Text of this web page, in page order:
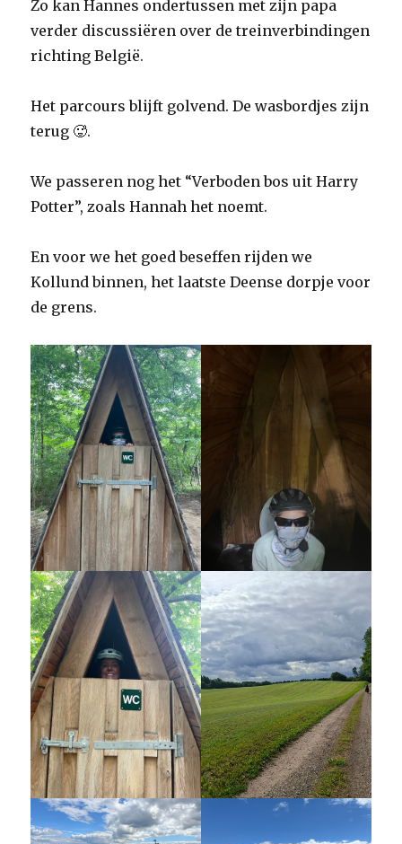
Zo kan Hannes ondertussen met zijn papa
verder discussiëren over de treinverbindingen
richting België.
Het parcours blijft golvend. De wasbordjes zijn
terug 🥵.
We passeren nog het “Verboden bos uit Harry
Potter”, zoals Hannah het noemt.
En voor we het goed beseffen rijden we
Kollund binnen, het laatste Deense dorpje voor
de grens.